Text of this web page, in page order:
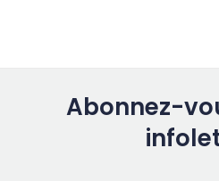
Abonnez-